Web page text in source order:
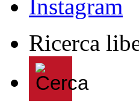
Ricerca